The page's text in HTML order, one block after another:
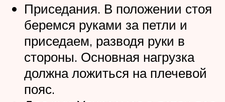
Приседания. В положении стоя
беремся руками за петли и
приседаем, разводя руки в
стороны. Основная нагрузка
должна ложиться на плечевой
пояс.